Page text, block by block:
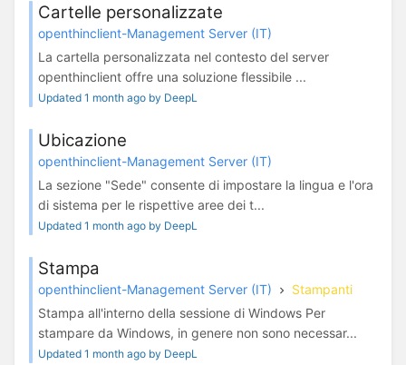
Cartelle personalizzate
openthinclient-Management Server (IT)
La cartella personalizzata nel contesto del server
openthinclient offre una soluzione flessibile ...
Updated 1 month ago by DeepL
Ubicazione
openthinclient-Management Server (IT)
La sezione "Sede" consente di impostare la lingua e l'ora
di sistema per le rispettive aree dei t...
Updated 1 month ago by DeepL
Stampa
openthinclient-Management Server (IT)
Stampanti
Stampa all'interno della sessione di Windows Per
stampare da Windows, in genere non sono necessar...
Updated 1 month ago by DeepL